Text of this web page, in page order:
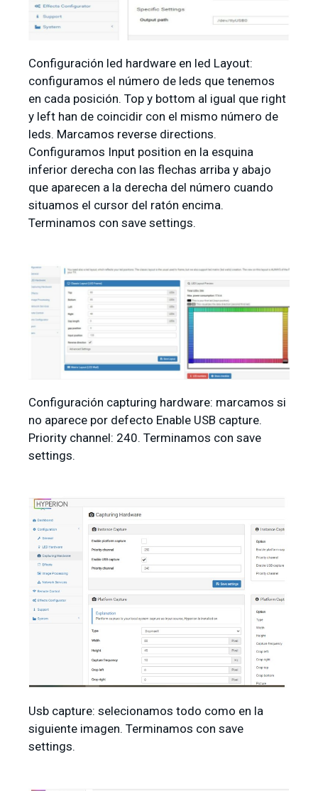
Configuración led hardware en led Layout:
configuramos el número de leds que tenemos
en cada posición. Top y bottom al igual que right
y left han de coincidir con el mismo número de
leds. Marcamos reverse directions.
Configuramos Input position en la esquina
inferior derecha con las flechas arriba y abajo
que aparecen a la derecha del número cuando
situamos el cursor del ratón encima.
Terminamos con save settings.
Configuración capturing hardware: marcamos si
no aparece por defecto Enable USB capture.
Priority channel: 240. Terminamos con save
settings.
Usb capture: selecionamos todo como en la
siguiente imagen. Terminamos con save
settings.